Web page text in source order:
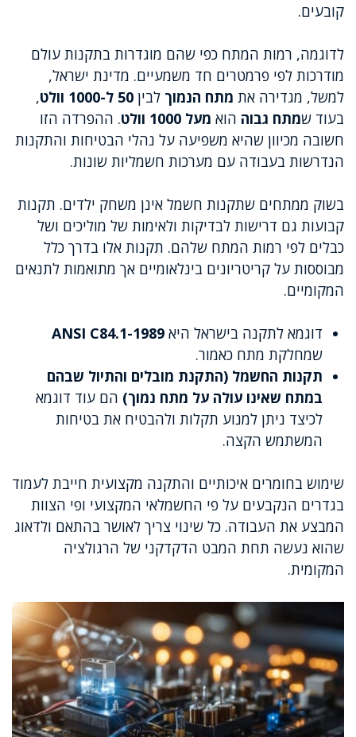
קובעים.
לדוגמה, רמות המתח כפי שהם מוגדרות בתקנות עולם
מודרכות לפי פרמטרים חד משמעיים. מדינת ישראל,
למשל, מגדירה את מתח הנמוך לבין 50 ל-1000 וולט
,
בעוד שמתח גבוה הוא מעל 1000 וולט
. ההפרדה הזו
חשובה מכיוון שהיא משפיעה על נהלי הבטיחות והתקנות
הנדרשות בעבודה עם מערכות חשמליות שונות.
בשוק ממתחים שתקנות חשמל אינן משחק ילדים. תקנות
קבועות גם דרישות לבדיקות ולאימות של מוליכים ושל
כבלים לפי רמות המתח שלהם. תקנות אלו בדרך כלל
מבוססות על קריטריונים בינלאומיים אך מתואמות לתנאים
המקומיים.
דוגמא לתקנה בישראל היא ANSI C84.1-1989
שמחלקת מתח כאמור.
תקנות החשמל (התקנת מובלים והתיול שבהם
במתח שאינו עולה על מתח נמוך) הם עוד דוגמא
לכיצד ניתן למנוע תקלות ולהבטיח את בטיחות
המשתמש הקצה.
שימוש בחומרים איכותיים והתקנה מקצועית חייבת לעמוד
בגדרים הנקבעים על פי החשמלאי המקצועי ופי הצוות
המבצע את העבודה. כל שינוי צריך לאושר בהתאם ולדאוג
שהוא נעשה תחת המבט הדקדקני של הרגולציה
המקומית.